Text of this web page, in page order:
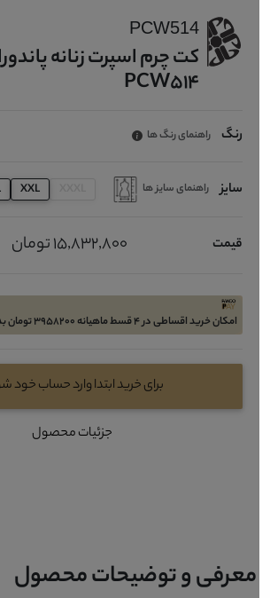
PCW514
کت چرم اسپرت زنانه پاندورا
PCW514
رنگ راهنمای رنگ ها
سایز راهنمای سایز ها XL XXL
قیمت 15,832,800 تومان
امکان خرید اقساطی در 4 قسط ماهیانه 3958200 تومان بدون سود و چک
برای خرید ابتدا وارد حساب خود
جزئیات محصول
معرفی و توضیحات محصول